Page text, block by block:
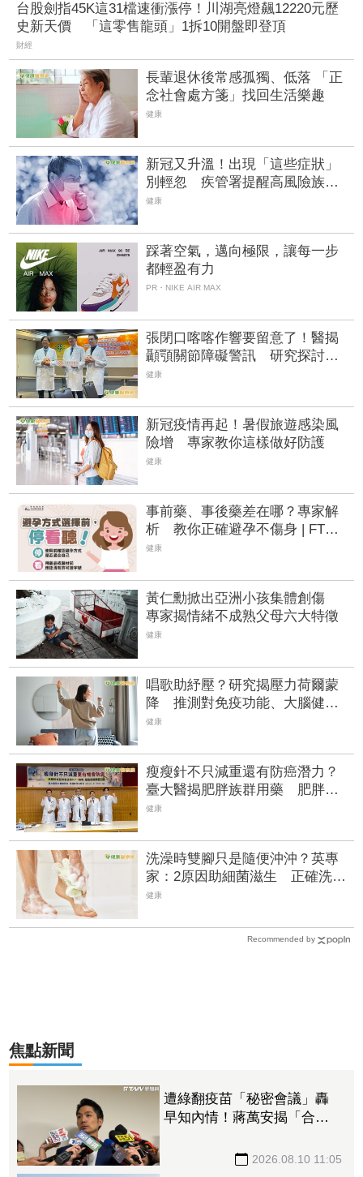
台股劍指45K這31檔速衝漲停！川湖亮燈飆12220元歷
史新天價 「這零售龍頭」1拆10開盤即登頂
財經
長輩退休後常感孤獨、低落 「正
念社會處方箋」找回生活樂趣
健康
新冠又升溫！出現「這些症狀」
別輕忽 疾管署提醒高風險族快
接種
健康
踩著空氣，邁向極限，讓每一步
都輕盈有力
PR・NIKE AIR MAX
張閉口喀喀作響要留意了！醫揭
顳顎關節障礙警訊 研究探討治
療時機
健康
新冠疫情再起！暑假旅遊感染風
險增 專家教你這樣做好防護
健康
事前藥、事後藥差在哪？專家解
析 教你正確避孕不傷身 | FTNN
新聞網
健康
黃仁勳掀出亞洲小孩集體創傷
專家揭情緒不成熟父母六大特徵
健康
唱歌助紓壓？研究揭壓力荷爾蒙
降 推測對免疫功能、大腦健康
有潛在益處
健康
瘦瘦針不只減重還有防癌潛力？
臺大醫揭肥胖族群用藥 肥胖相
關癌症風險降
健康
洗澡時雙腳只是隨便沖沖？英專
家：2原因助細菌滋生 正確洗
腳、擦乾超重要 | FTNN 新聞網
健康
Recommended by
焦點新聞
遭綠翻疫苗「秘密會議」轟
早知內情！蔣萬安揭「合約2
2026.08.10 11:05